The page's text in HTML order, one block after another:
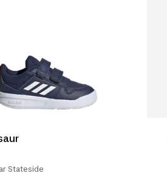
Stateside